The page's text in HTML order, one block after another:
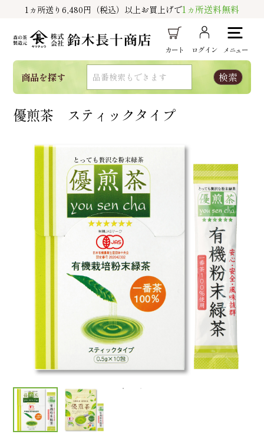
1ヵ所送り6,480円（税込）以上お買上げで1ヵ所送料無料
カート ログイン メニュー
商品を探す
優煎茶 スティックタイプ